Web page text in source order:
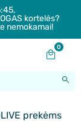
kortelės?
nemokamai!
0
prekėms